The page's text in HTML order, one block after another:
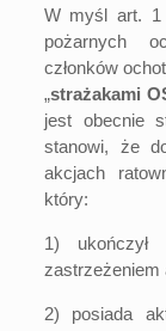
W myśl art. 1
pożarnych
członków
„strażakami
jest obecnie
stanowi, że
akcjach
który:
1)
zastrzeżeniem
2) posiada